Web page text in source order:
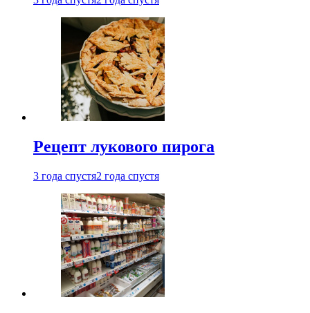
Рецепт лукового пирога
3 года спустя2 года спустя